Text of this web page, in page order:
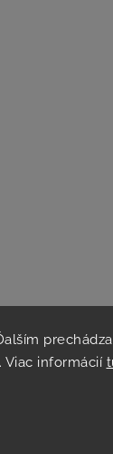
Viac informácií
základe